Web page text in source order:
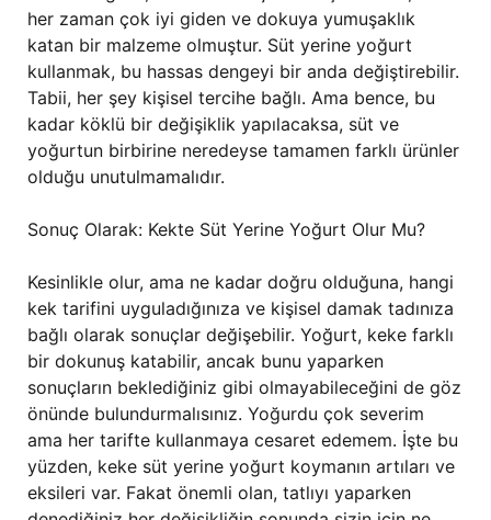
her zaman çok iyi giden ve dokuya yumuşaklık
katan bir malzeme olmuştur. Süt yerine yoğurt
kullanmak, bu hassas dengeyi bir anda değiştirebilir.
Tabii, her şey kişisel tercihe bağlı. Ama bence, bu
kadar köklü bir değişiklik yapılacaksa, süt ve
yoğurtun birbirine neredeyse tamamen farklı ürünler
olduğu unutulmamalıdır.
Sonuç Olarak: Kekte Süt Yerine Yoğurt Olur Mu?
Kesinlikle olur, ama ne kadar doğru olduğuna, hangi
kek tarifini uyguladığınıza ve kişisel damak tadınıza
bağlı olarak sonuçlar değişebilir. Yoğurt, keke farklı
bir dokunuş katabilir, ancak bunu yaparken
sonuçların beklediğiniz gibi olmayabileceğini de göz
önünde bulundurmalısınız. Yoğurdu çok severim
ama her tarifte kullanmaya cesaret edemem. İşte bu
yüzden, keke süt yerine yoğurt koymanın artıları ve
eksileri var. Fakat önemli olan, tatlıyı yaparken